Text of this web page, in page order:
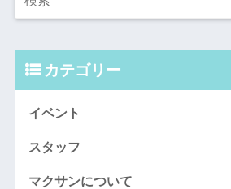
カテゴリー
イベント
スタッフ
マクサンについて